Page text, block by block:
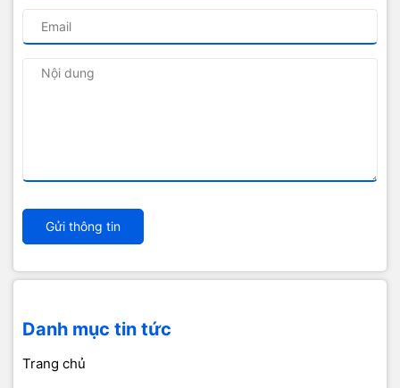
Gửi thông tin
Danh mục tin tức
Trang chủ